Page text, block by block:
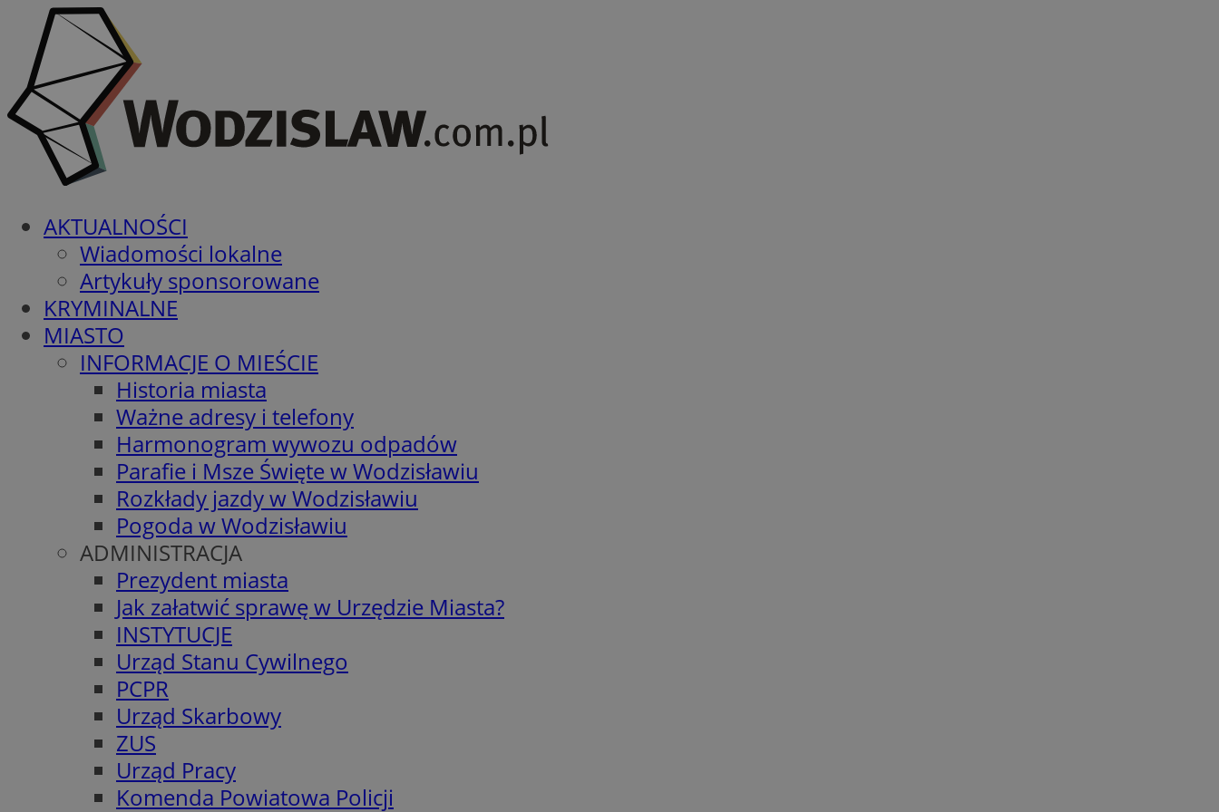
AKTUALNOŚCI
Wiadomości lokalne
Artykuły sponsorowane
KRYMINALNE
MIASTO
INFORMACJE O MIEŚCIE
Historia miasta
Ważne adresy i telefony
Harmonogram wywozu odpadów
Parafie i Msze Święte w Wodzisławiu
Rozkłady jazdy w Wodzisławiu
Pogoda w Wodzisławiu
ADMINISTRACJA
Prezydent miasta
Jak załatwić sprawę w Urzędzie Miasta?
INSTYTUCJE
Urząd Stanu Cywilnego
PCPR
Urząd Skarbowy
ZUS
Urząd Pracy
Komenda Powiatowa Policji